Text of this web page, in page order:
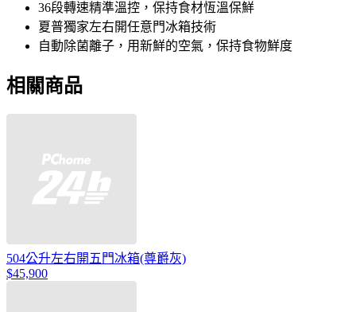
36段轉速精準溫控，保持食材恆溫保鮮
夏普獨家左右開任意門冰箱技術
自動除菌離子，用新鮮的空氣，保持食物鮮度
相關商品
504公升左右開五門冰箱(尊爵灰)
$45,900